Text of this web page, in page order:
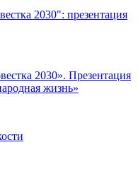
2030": презентация
2030». Презентация
жизнь»